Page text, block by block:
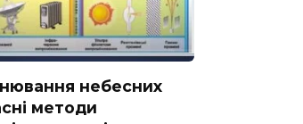
небесних
методи